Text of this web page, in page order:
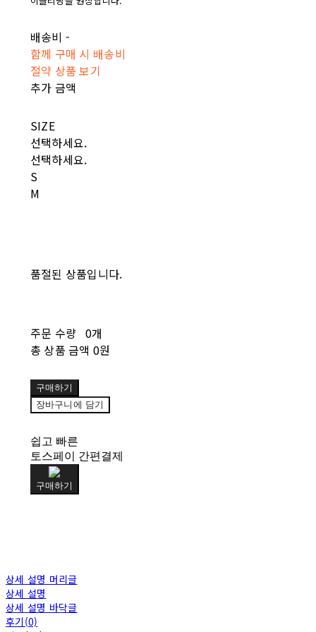
배송비 -
함께 구매 시 배송비
절약 상품 보기
추가 금액
SIZE
선택하세요.
선택하세요.
S
M
품절된 상품입니다.
주문 수량 0개
총 상품 금액 0원
구매하기
장바구니에 담기
쉽고 빠른
토스페이 간편결제
구매하기
상세 설명 머리글
상세 설명
상세 설명 바닥글
후기(0)